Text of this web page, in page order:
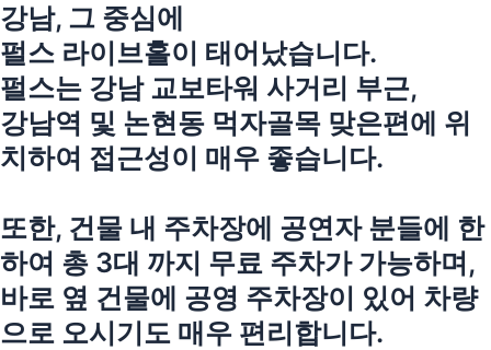
강남, 그 중심에
펄스 라이브홀이 태어났습니다.
펄스는 강남 교보타워 사거리 부근,
강남역 및 논현동 먹자골목 맞은편에 위
치하여 접근성이 매우 좋습니다.
또한, 건물 내 주차장에 공연자 분들에 한
하여 총 3대 까지 무료 주차가 가능하며,
바로 옆 건물에 공영 주차장이 있어 차량
으로 오시기도 매우 편리합니다.